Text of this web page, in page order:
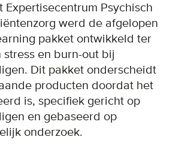
Expertisecentrum Psychisch
werd de afgelopen
pakket ontwikkeld ter
en burn-out bij
Dit pakket onderscheidt
producten doordat het
is, specifiek gericht op
en gebaseerd op
onderzoek.